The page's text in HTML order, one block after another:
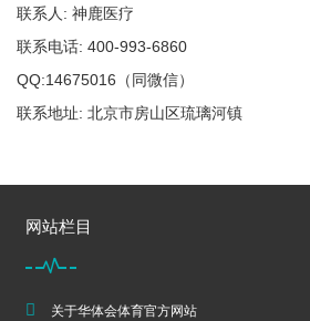
联系人: 神鹿医疗
联系电话: 400-993-6860
QQ:14675016（同微信）
联系地址: 北京市房山区琉璃河镇
网站栏目
关于华体会体育官方网站